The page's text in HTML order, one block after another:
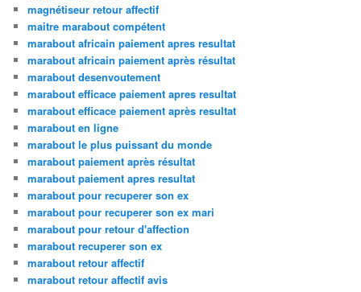
magnétiseur retour affectif
maitre marabout compétent
marabout africain paiement apres resultat
marabout africain paiement après résultat
marabout desenvoutement
marabout efficace paiement apres resultat
marabout efficace paiement après resultat
marabout en ligne
marabout le plus puissant du monde
marabout paiement après résultat
marabout paiement apres resultat
marabout pour recuperer son ex
marabout pour recuperer son ex mari
marabout pour retour d'affection
marabout recuperer son ex
marabout retour affectif
marabout retour affectif avis